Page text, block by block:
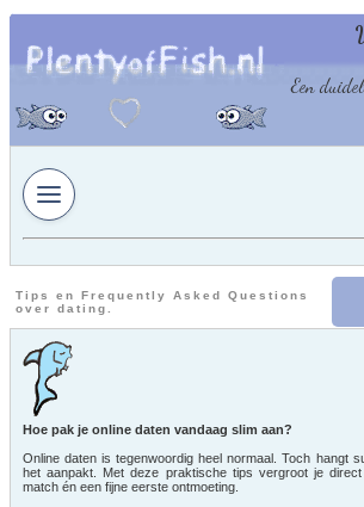
Een
Tips en Frequently Asked Questions
over dating.
Hoe pak je online daten vandaag slim aan?
Online daten is tegenwoordig heel normaal. Toch hangt
het aanpakt. Met deze praktische tips vergroot je
match én een fijne eerste ontmoeting.